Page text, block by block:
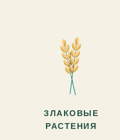
ЗЛАКОВЫЕ
РАСТЕНИЯ